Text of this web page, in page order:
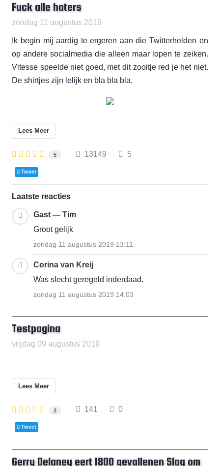
Fuck alle haters
zondag 11 augustus 2019
Ik begin mij aardig te ergeren aan die Twitterhelden en
op andere socialmedia die alleen maar lopen te zeiken.
Vitesse speelde niet goed, met dit zooitje red je het niet.
De shirtjes zijn lelijk en bla bla bla.
Lees Meer
5 13149 5
Tweet
Laatste reacties
Gast — Tim
Groot gelijk
zondag 11 augustus 2019 13:11
Corina van Kreij
Was slecht geregeld inderdaad.
zondag 11 augustus 2019 14:03
Testpagina
vrijdag 09 augustus 2019
Lees Meer
2 141 0
Tweet
Gerry Delaney eert 1800 gevallenen Slag om